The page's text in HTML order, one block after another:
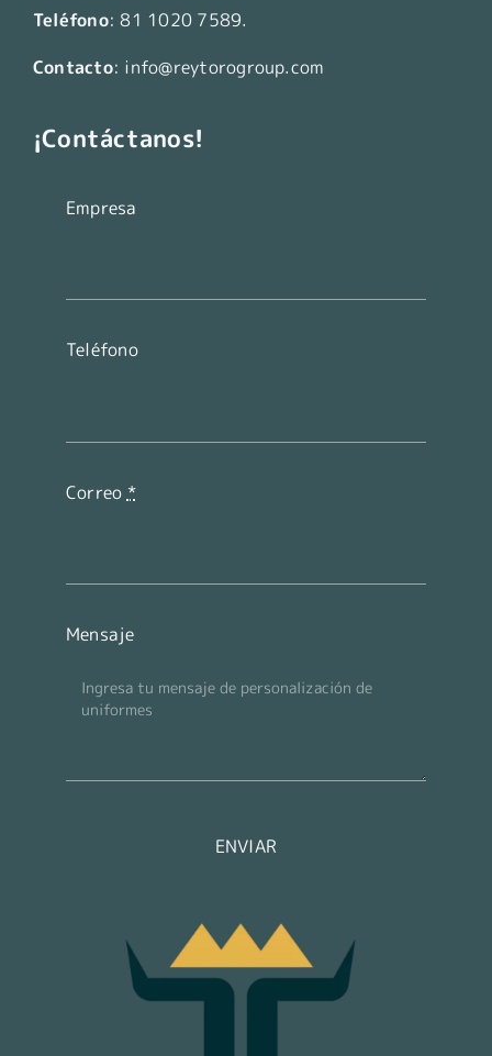
Teléfono: 81 1020 7589.
Contacto: info@reytorogroup.com
¡Contáctanos!
Empresa
Teléfono
Correo *
Mensaje
ENVIAR